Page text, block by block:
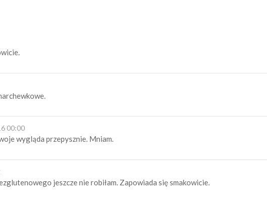
00:00
wygląda przepysznie. Mniam.
jeszcze nie robiłam. Zapowiada się smakowicie.